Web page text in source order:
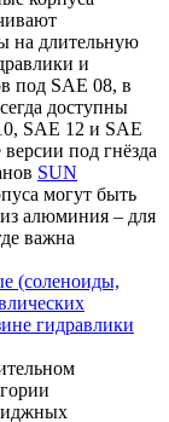
на длительную
и
под SAE 08, в
доступны
SAE 12 и SAE
под гнёзда
SUN
могут быть
алюминия – для
важна
(соленоиды,
гидравлики